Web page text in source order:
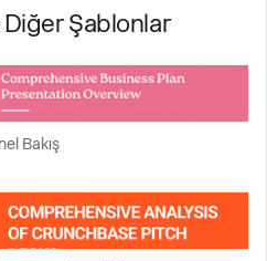
Şablonlar
Bakış